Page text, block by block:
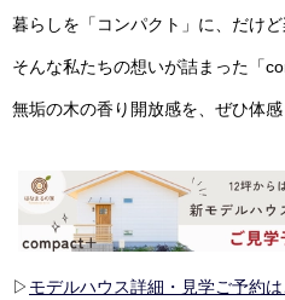
暮らしを「コンパクト」に、だけど
そんな私たちの想いが詰まった「
無垢の木の香り開放感を、ぜひ体感
▷ モデルハウス詳細・見学ご予約は